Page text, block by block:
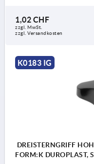
1,02 CHF
zzgl. MwSt.
zzgl. Versandkosten
K0183 IG
DREISTERNGRIFF
FORM:K DUROPLAST,